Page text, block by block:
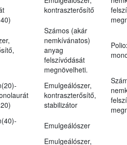
kontraszterősítő
Számos (akár
nemkívánatos)
anyag
felszívódását
megnövelheti.
Emulgeálószer,
kontraszterősítő,
stabilizátor
Emulgeálószer
Emulgeálószer,